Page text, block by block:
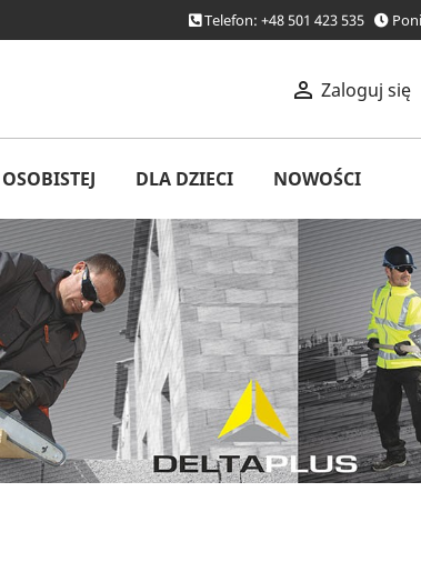
Telefon: +48 501 423 535
 Zaloguj się
DLA DZIECI NOWOŚCI